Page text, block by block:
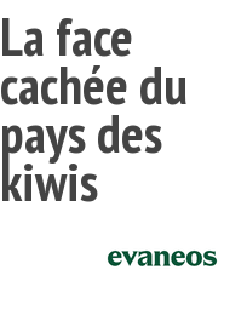
La face
cachée du
pays des
kiwis